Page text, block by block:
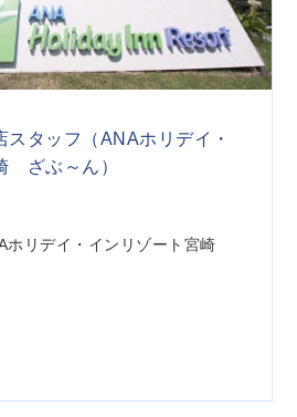
スタッフ（ANAホリデイ・
ざぶ～ん）
ホリデイ・インリゾート宮崎